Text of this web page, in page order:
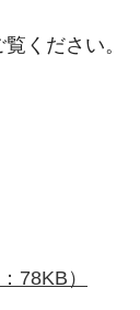
ください。
78KB）